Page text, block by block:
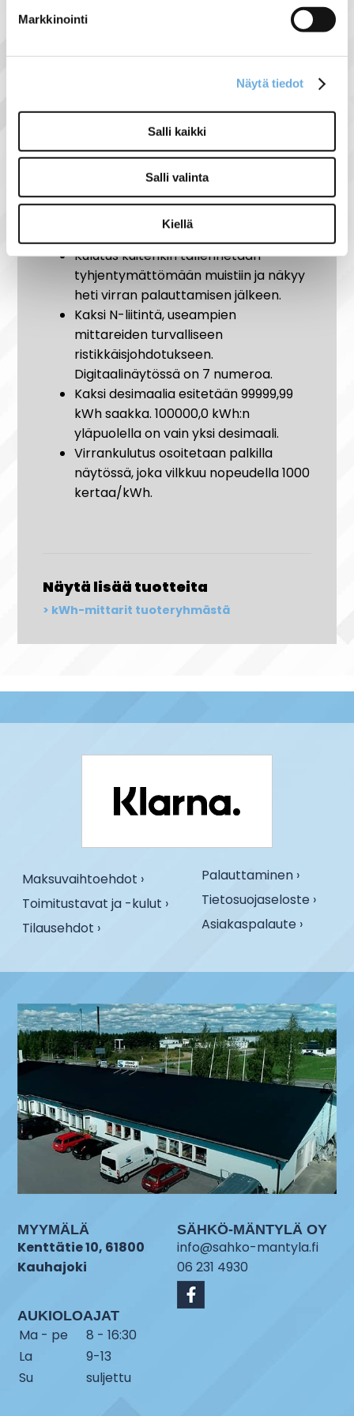
Markkinointi
Näytä tiedot
Salli kaikki
Salli valinta
Kiellä
kokonaiskulutuksesta kWh,
Laitteeseen voidaan kytkeä johdin,
jonka virranvoimakkuus on
2O mA.
Mikäli odotettavissa oleva kuorma on
yli 50 %, ilmanvaihtovälin tulee olla ½
moduulia viereen asennettuihin
laitteisiin
Käytä tarvittaessa DS12-
Kulutus kuitenkin tallennetaan
tyhjentymättömään muistiin ja näkyy
heti virran palauttamisen jälkeen.
Kaksi N-liitintä, useampien
mittareiden turvalliseen
ristikkäisjohdotukseen.
Digitaalinäytössä on 7 numeroa.
Kaksi desimaalia esitetään 99999,99
kWh saakka. 100000,0 kWh:n
yläpuolella on vain yksi desimaali.
Virrankulutus osoitetaan palkilla
näytössä, joka vilkkuu nopeudella 1000
kertaa/kWh.
Näytä lisää tuotteita
kWh-mittarit tuoteryhmästä
Maksuvaihtoehdot ›
Toimitustavat ja -kulut ›
Tilausehdot ›
Palauttaminen ›
Tietosuojaseloste ›
Asiakaspalaute ›
MYYMÄLÄ
Kenttätie 10, 61800
Kauhajoki
AUKIOLOAJAT
Ma - pe
8 - 16:30
La
9-13
Su
suljettu
SÄHKÖ-MÄNTYLÄ OY
info@sahko-mantyla.fi
06 231 4930